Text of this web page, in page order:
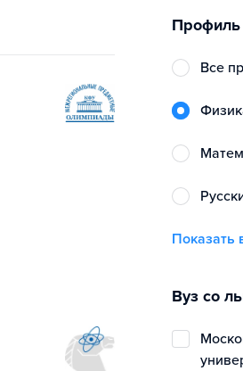
Профиль
Все
Показать
Вуз со
Московский государственный